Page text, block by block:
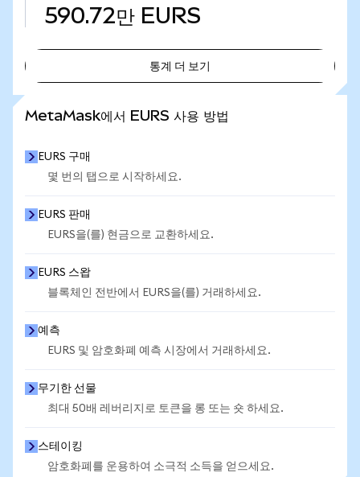
590.72만 EURS
통계 더 보기
MetaMask에서 EURS 사용 방법
EURS 구매
몇 번의 탭으로 시작하세요.
EURS 판매
EURS을(를) 현금으로 교환하세요.
EURS 스왑
블록체인 전반에서 EURS을(를) 거래하세요.
예측
EURS 및 암호화폐 예측 시장에서 거래하세요.
무기한 선물
최대 50배 레버리지로 토큰을 롱 또는 숏 하세요.
스테이킹
암호화폐를 운용하여 소극적 소득을 얻으세요.